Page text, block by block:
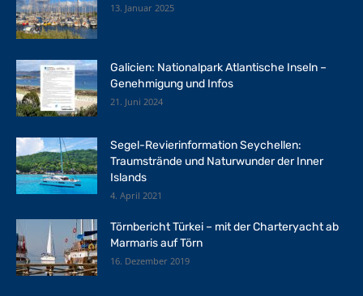
13. Januar 2025
Galicien: Nationalpark Atlantische Inseln –
Genehmigung und Infos
21. Juni 2024
Segel-Revierinformation Seychellen:
Traumstrände und Naturwunder der Inner
Islands
4. April 2021
Törnbericht Türkei – mit der Charteryacht ab
Marmaris auf Törn
16. Dezember 2019